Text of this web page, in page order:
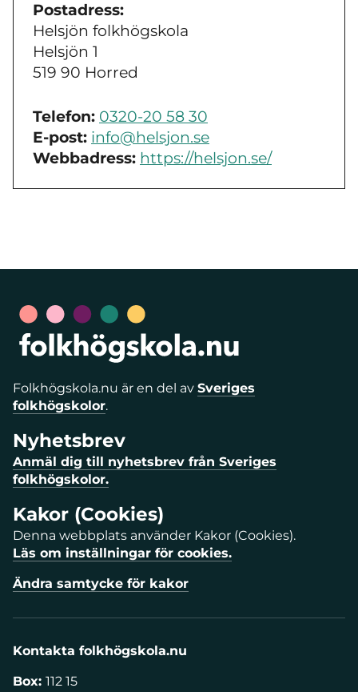
Postadress:
Helsjön folkhögskola
Helsjön 1
519 90 Horred
Telefon: 0320-20 58 30
E-post: info@helsjon.se
Webbadress: https://helsjon.se/
Folkhögskola.nu är en del av Sveriges
folkhögskolor.
Nyhetsbrev
Anmäl dig till nyhetsbrev från Sveriges
folkhögskolor.
Kakor (Cookies)
Denna webbplats använder Kakor (Cookies).
Läs om inställningar för cookies.
Ändra samtycke för kakor
Kontakta folkhögskola.nu
Box: 112 15